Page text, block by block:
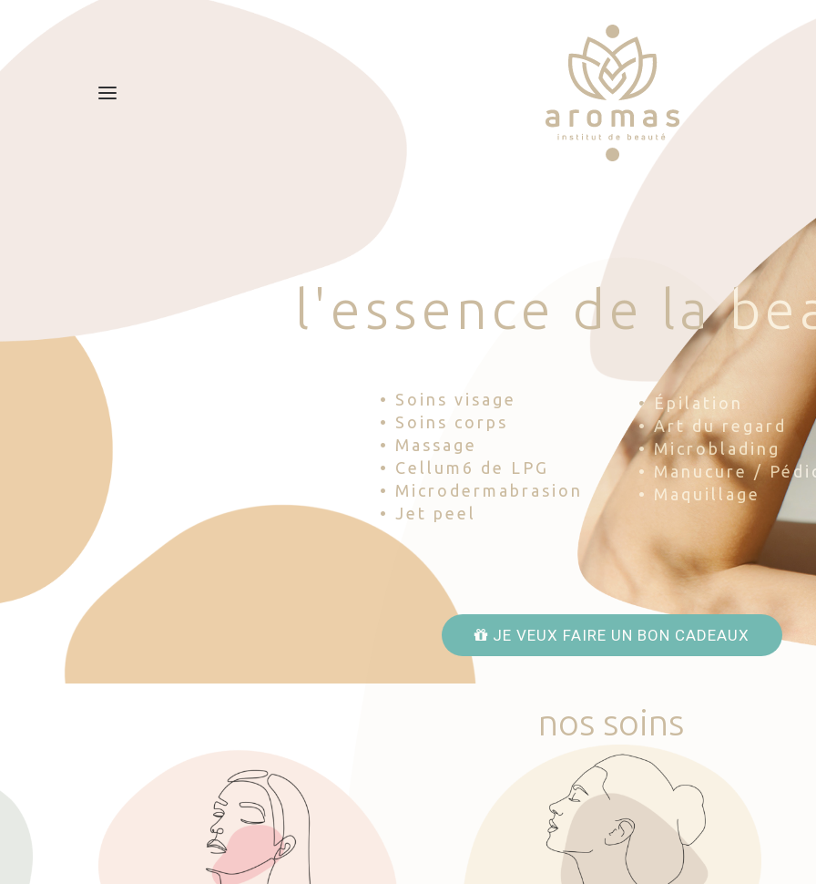
l 'esse nce d e la be
• Soins visage
• Soins corps
• Massage
• Cellum6 de LPG
• Microdermabrasion
• Jet peel
• Épilation
• Art du regard
• Microblading
• Manucure /
• Maquillage
JE VEUX FAIRE UN BON CADEAUX
nos soins